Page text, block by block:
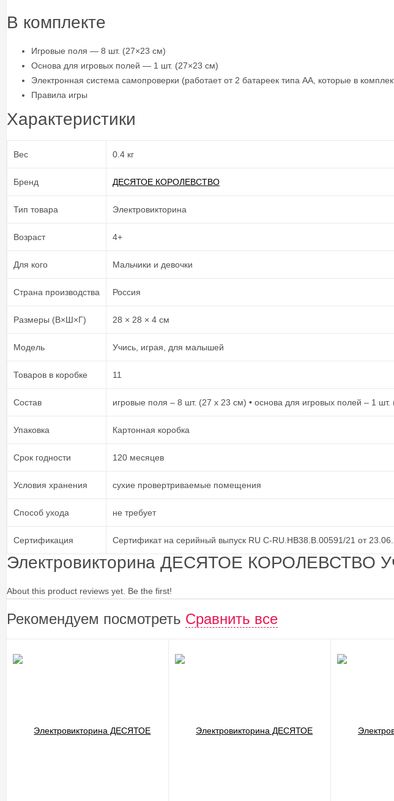
В комплекте
Игровые поля — 8 шт. (27×23 см)
Основа для игровых полей — 1 шт. (27×23 см)
Электронная система самопроверки (работает от 2 батареек типа АА, которые в
Правила игры
Характеристики
Вес 0.4 кг
Бренд ДЕСЯТОЕ КОРОЛЕВСТВО
Тип товара Электровикторина
Возраст 4+
Для кого Мальчики и девочки
Страна производства Россия
Размеры (В×Ш×Г) 28 × 28 × 4 см
Модель Учись, играя, для малышей
Товаров в коробке 11
Состав игровые поля – 8 шт. (27 х 23 см) • основа для игровых полей – 1
Упаковка Картонная коробка
Срок годности 120 месяцев
Условия хранения сухие провертриваемые помещения
Способ ухода не требует
Сертификация Сертификат на серийный выпуск RU С-RU.НВ38.В.00591/21 от
Электровикторина ДЕСЯТОЕ КОРОЛЕВСТВО
About this product reviews yet. Be the first!
Рекомендуем посмотреть Сравнить все